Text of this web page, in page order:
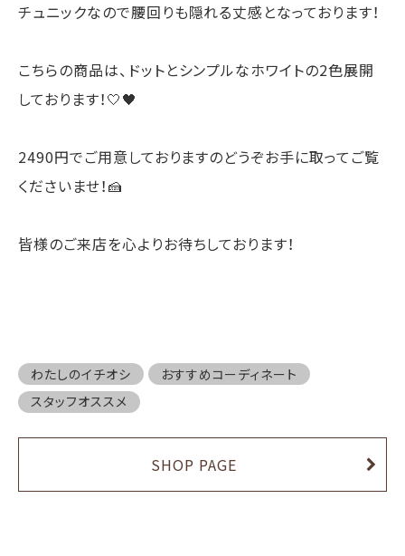
チュニックなので腰回りも隠れる丈感となっております！
こちらの商品は、ドットとシンプルなホワイトの2色展開
しております！🤍🖤
2490円でご用意しておりますのどうぞお手に取ってご覧
くださいませ！🍰
皆様のご来店を心よりお待ちしております！
わたしのイチオシ
おすすめコーディネート
スタッフオススメ
SHOP PAGE